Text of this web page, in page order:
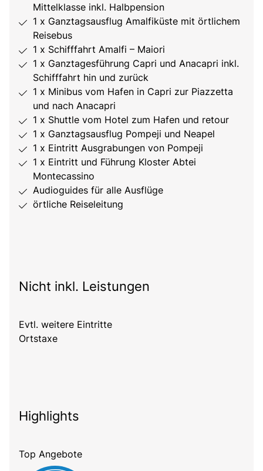
Mittelklasse inkl. Halbpension
1 x Ganztagsausflug Amalfiküste mit örtlichem
Reisebus
1 x Schifffahrt Amalfi – Maiori
1 x Ganztagesführung Capri und Anacapri inkl.
Schifffahrt hin und zurück
1 x Minibus vom Hafen in Capri zur Piazzetta
und nach Anacapri
1 x Shuttle vom Hotel zum Hafen und retour
1 x Ganztagsausflug Pompeji und Neapel
1 x Eintritt Ausgrabungen von Pompeji
1 x Eintritt und Führung Kloster Abtei
Montecassino
Audioguides für alle Ausflüge
örtliche Reiseleitung
Nicht inkl. Leistungen
Evtl. weitere Eintritte
Ortstaxe
Highlights
Top Angebote